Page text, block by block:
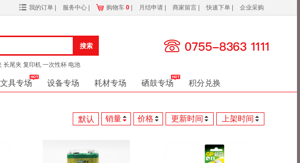
我的订单 服务中心 购物车 0 月结申请 商家留言 快速下单 企业采购
搜索
长尾夹 复印机 一次性杯 电池
具专场 设备专场 耗材专场 硒鼓专场 积分兑换
上架时间
更新时间
价格
销量
默认